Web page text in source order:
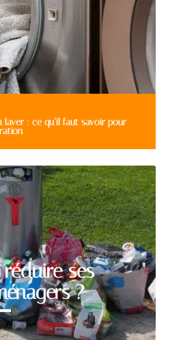
laver : ce qu’il faut savoir pour
ses
?